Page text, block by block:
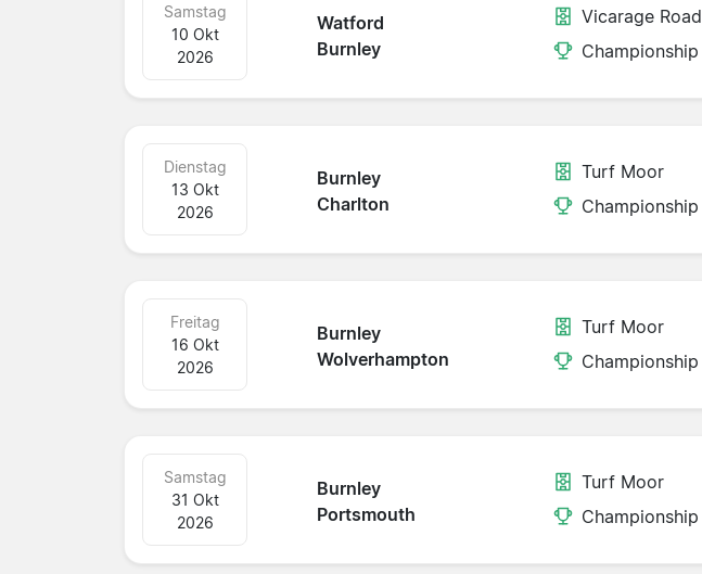
Watford
Burnley
Samstag
10 Okt
2026
Vicarage Road
Championship
Burnley
Charlton
Dienstag
13 Okt
2026
Turf Moor
Championship
Burnley
Wolverhampton
Freitag
16 Okt
2026
Turf Moor
Championship
Burnley
Portsmouth
Samstag
31 Okt
2026
Turf Moor
Championship